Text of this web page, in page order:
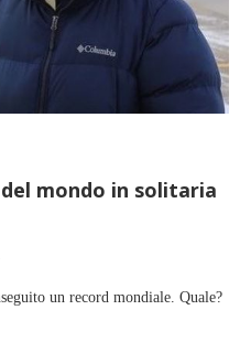
mondo in solitaria
un record mondiale. Quale?